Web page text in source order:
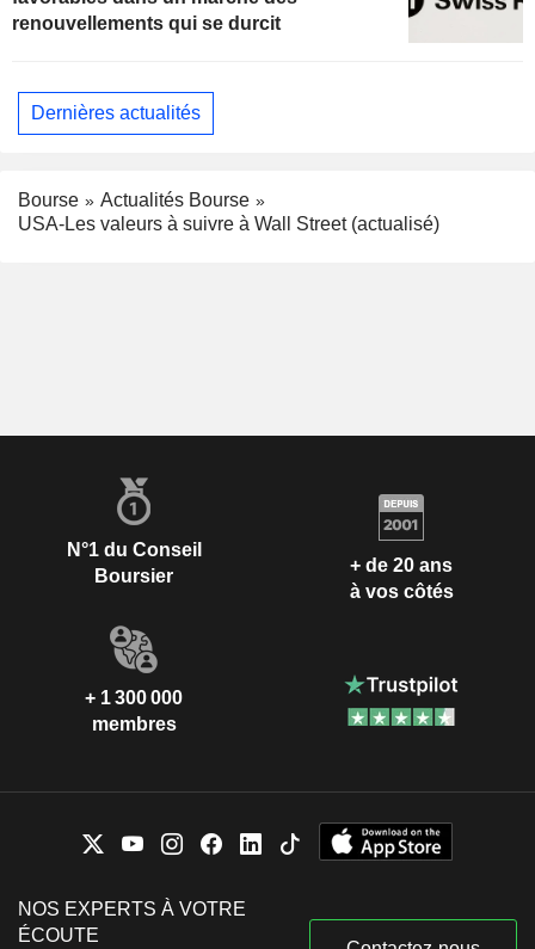
renouvellements qui se durcit
Dernières actualités
Bourse
Actualités Bourse
USA-Les valeurs à suivre à Wall Street (actualisé)
N°1 du Conseil
Boursier
+ de 20 ans
à vos côtés
+ 1 300 000
membres
NOS EXPERTS À VOTRE
ÉCOUTE